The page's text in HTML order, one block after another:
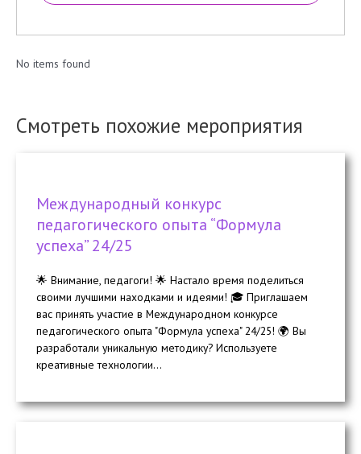
No items found
Смотреть похожие мероприятия
Международный конкурс
педагогического опыта “Формула
успеха” 24/25
🌟 Внимание, педагоги! 🌟 Настало время поделиться
своими лучшими находками и идеями! 🎓 Приглашаем
вас принять участие в Международном конкурсе
педагогического опыта "Формула успеха" 24/25! 🌍 Вы
разработали уникальную методику? Используете
креативные технологии...